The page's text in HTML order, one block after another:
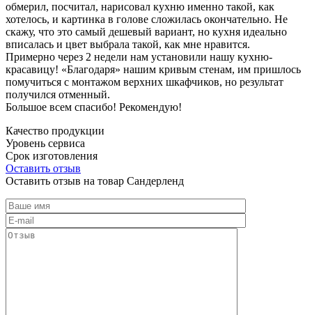
обмерил, посчитал, нарисовал кухню именно такой, как
хотелось, и картинка в голове сложилась окончательно. Не
скажу, что это самый дешевый вариант, но кухня идеально
вписалась и цвет выбрала такой, как мне нравится.
Примерно через 2 недели нам установили нашу кухню-
красавицу! «Благодаря» нашим кривым стенам, им пришлось
помучиться с монтажом верхних шкафчиков, но результат
получился отменный.
Большое всем спасибо! Рекомендую!
Качество продукции
Уровень сервиса
Срок изготовления
Оставить отзыв
Оставить отзыв на товар Сандерленд